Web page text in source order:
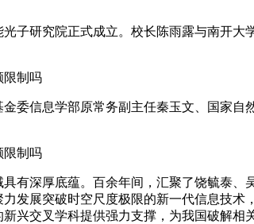
子研究院正式成立。校长陈雨露与南开
委信息学部原常务副主任秦玉文、国家
有深厚底蕴。百余年间，汇聚了饶毓泰
发展突破时空尺度极限的新一代信息技
兴交叉学科提供强力支撑，为我国破解